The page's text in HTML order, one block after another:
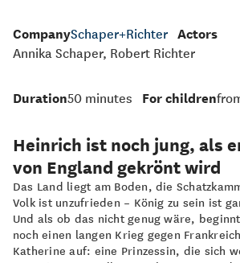
Heinrich ist noch jung, als
von England gekrönt wird
Das Land liegt am Boden, die
Volk ist unzufrieden – König zu sein ist
Und als ob das nicht genug wäre,
noch einen langen Krieg gegen
Katherine auf: eine Prinzessin, die sich
CompanySchaper+Richter Actors
Annika Schaper, Robert Richter
Duration50 minutes For children